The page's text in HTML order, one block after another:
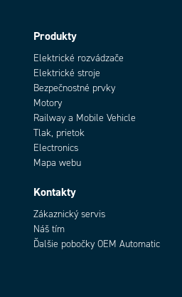
250 V
8 A
80 °C
0.95 - 1.05 kg/dm³
IP68
CE
Produkty
Elektrické rozvádzače
Elektrické stroje
Bezpečnostné prvky
Motory
Railway a Mobile Vehicle
Tlak, prietok
Electronics
Mapa webu
Kontakty
Zákaznický servis
Náš tím
Ďalšie pobočky OEM Automatic